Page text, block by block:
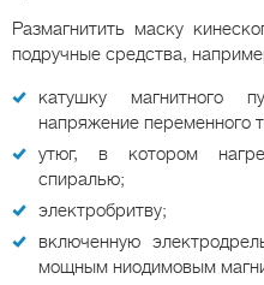
Размагнитить маску
подручные средства,
катушку магнитного
напряжение переменного
утюг, в котором
спиралью;
электробритву;
включенную
мощным ниодимовым